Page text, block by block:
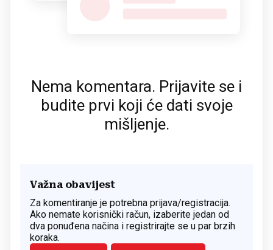
Nema komentara. Prijavite se i
budite prvi koji će dati svoje
mišljenje.
Važna obavijest
Za komentiranje je potrebna prijava/registracija.
Ako nemate korisnički račun, izaberite jedan od
dva ponuđena načina i registrirajte se u par brzih
koraka.